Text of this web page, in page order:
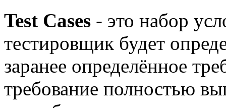
Test Cases - это набор
тестировщик будет
заранее определённое
требование полностью